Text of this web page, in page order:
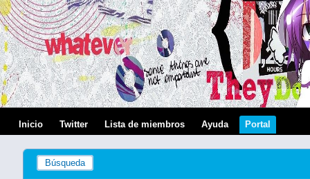
Inicio Twitter Lista de miembros Ayuda Portal
Búsqueda